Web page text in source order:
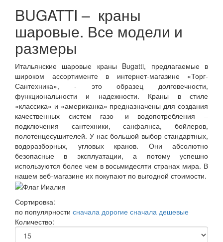
BUGATTI – краны
шаровые. Все модели и
размеры
Итальянские шаровые краны Bugatti, предлагаемые в
широком ассортименте в интернет-магазине «Торг-
Сантехника», - это образец долговечности,
функциональности и надежности. Краны в стиле
«классика» и «американка» предназначены для создания
качественных систем газо- и водопотребления –
подключения сантехники, санфаянса, бойлеров,
полотенцесушителей. У нас большой выбор стандартных,
водоразборных, угловых кранов. Они абсолютно
безопасные в эксплуатации, а потому успешно
используются более чем в восьмидесяти странах мира. В
нашем веб-магазине их покупают по выгодной стоимости.
Сортировка:
по популярности сначала дорогие сначала дешевые
Количество: